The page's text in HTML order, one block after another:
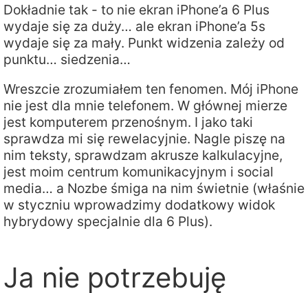
Dokładnie tak - to nie ekran iPhone’a 6 Plus
wydaje się za duży… ale ekran iPhone’a 5s
wydaje się za mały. Punkt widzenia zależy od
punktu… siedzenia…
Wreszcie zrozumiałem ten fenomen. Mój iPhone
nie jest dla mnie telefonem. W głównej mierze
jest komputerem przenośnym. I jako taki
sprawdza mi się rewelacyjnie. Nagle piszę na
nim teksty, sprawdzam akrusze kalkulacyjne,
jest moim centrum komunikacyjnym i social
media… a Nozbe śmiga na nim świetnie (właśnie
w styczniu wprowadzimy dodatkowy widok
hybrydowy specjalnie dla 6 Plus).
Ja nie potrzebuję